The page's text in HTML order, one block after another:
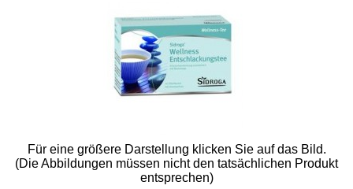
Für eine größere Darstellung klicken Sie auf das Bild.
(Die Abbildungen müssen nicht den tatsächlichen Produkt
entsprechen)